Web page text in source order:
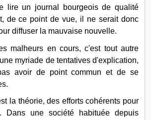
lire un journal bourgeois de qualité
de ce point de vue, il ne serait donc
diffuser la mauvaise nouvelle.
malheurs en cours, c'est tout autre
myriade de tentatives d'explication,
avoir de point commun et de se
la théorie, des efforts cohérents pour
Dans une société habituée depuis